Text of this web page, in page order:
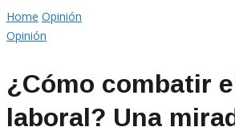
Home Opinión
Opinión
¿Cómo combatir
laboral? Una